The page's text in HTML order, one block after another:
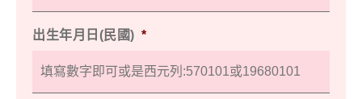
出生年月日(民國) *